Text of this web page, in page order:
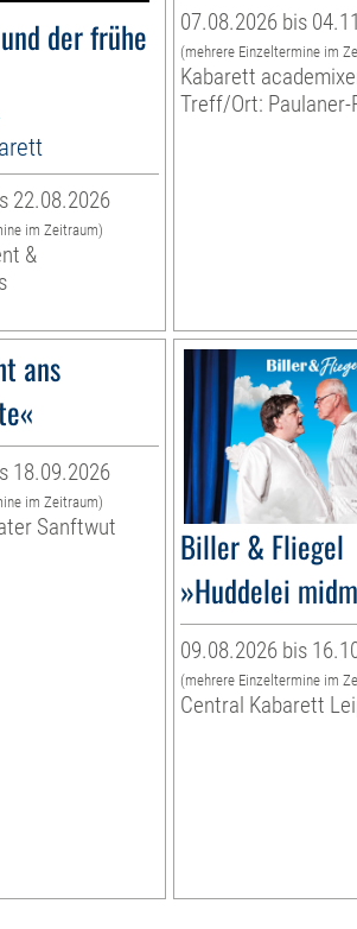
der frühe
22.08.2026
im Zeitraum)
&
07.08.2026 bis
(mehrere Einzeltermine im
Kabarett
Treff/Ort: Paulaner-
ans
18.09.2026
im Zeitraum)
Sanftwut
Biller & Fliegel
»Huddelei
09.08.2026 bis
(mehrere Einzeltermine im
Central Kabarett